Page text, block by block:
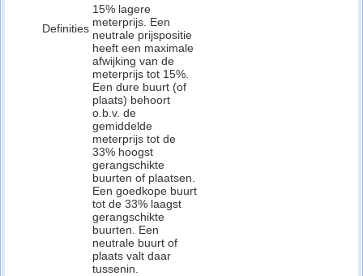
Definities
15% lagere
meterprijs. Een
neutrale prijspositie
heeft een maximale
afwijking van de
meterprijs tot 15%.
Een dure buurt (of
plaats) behoort
o.b.v. de
gemiddelde
meterprijs tot de
33% hoogst
gerangschikte
buurten of plaatsen.
Een goedkope buurt
tot de 33% laagst
gerangschikte
buurten. Een
neutrale buurt of
plaats valt daar
tussenin.